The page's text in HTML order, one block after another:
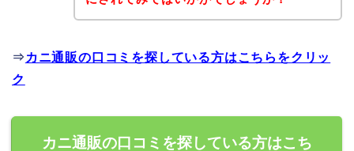
⇒ カニ通販の口コミを探している方はこちらをクリッ
ク
カニ通販の口コミを探している方はこち